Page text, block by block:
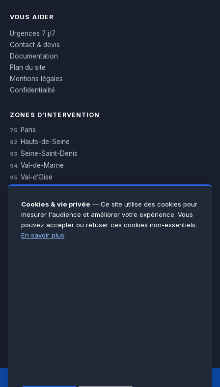
VOUS AIDER
Urgences 7 j/7
Contact & devis
Documentation
Plan du site
Mentions légales
Confidentialité
ZONES D’INTERVENTION
75 Paris
92 Hauts-de-Seine
93 Seine-Saint-Denis
94 Val-de-Marne
95 Val-d’Oise
Essonne
Seine-et-Marne
Voir toutes les villes →
LCM
Cookies & vie privée — Ce site utilise des cookies pour
mesurer l'audience et améliorer votre expérience. Vous
pouvez accepter ou refuser ces cookies non-essentiels.
En savoir plus.